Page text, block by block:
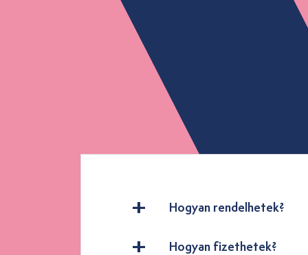
Hogyan rendelhetek?
Hogyan fizethetek?